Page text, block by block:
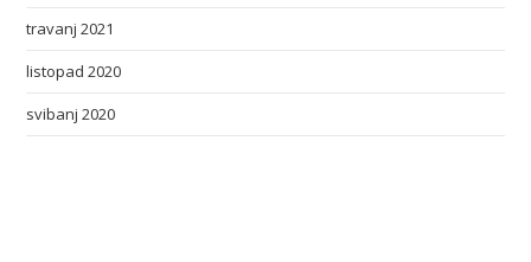
travanj 2021
listopad 2020
svibanj 2020